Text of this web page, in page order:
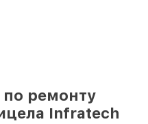
ремонту
Infratech